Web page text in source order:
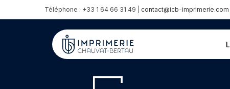
Téléphone : +33 1 64 66 31 49 | contact@icb-imprimerie.com